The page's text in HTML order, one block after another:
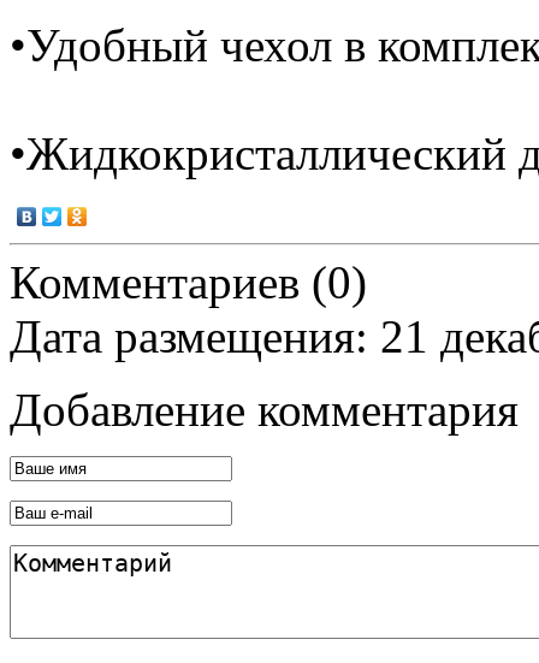
•Удобный чехол в
•Жидкокристаллический
Комментариев (0)
Дата размещения: 21
Добавление комментария